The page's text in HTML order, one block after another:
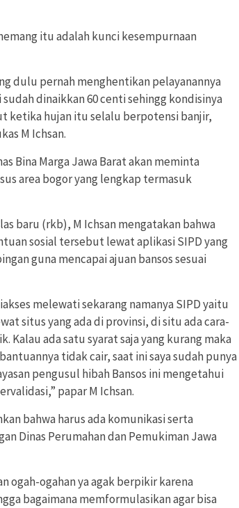
itu adalah kunci kesempurnaan
dulu pernah menghentikan pelayanannya
dinaikkan 60 centi sehingg kondisinya
ketika hujan itu selalu berpotensi banjir,
M Ichsan.
Bina Marga Jawa Barat akan meminta
area bogor yang lengkap termasuk
baru (rkb), M Ichsan mengatakan bahwa
sosial tersebut lewat aplikasi SIPD yang
guna mencapai ajuan bansos sesuai
melewati sekarang namanya SIPD yaitu
situs yang ada di provinsi, di situ ada cara-
Kalau ada satu syarat saja yang kurang maka
tidak cair, saat ini saya sudah punya
pengusul hibah Bansos ini mengetahui
papar M Ichsan.
bahwa harus ada komunikasi serta
Dinas Perumahan dan Pemukiman Jawa
ogah-ogahan ya agak berpikir karena
bagaimana memformulasikan agar bisa